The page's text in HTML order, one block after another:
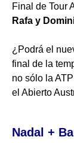
Final de Tour
Rafa y
¿Podrá el
final de la
no sólo la
el Abierto
Nadal +